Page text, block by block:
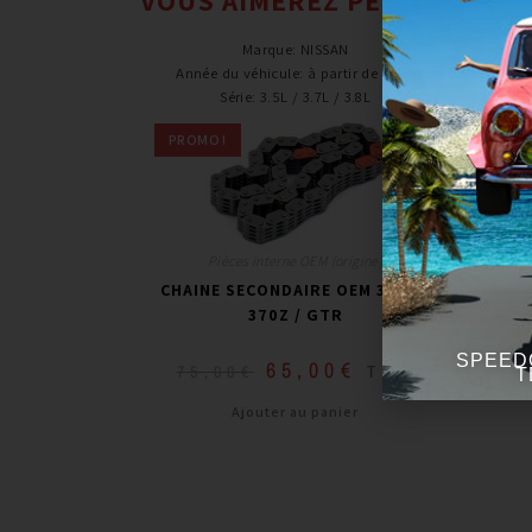
Marque: NISSAN
Année du véhicule: à partir de 2003
Série: 3.5L / 3.7L / 3.8L
PROMO !
Pièces interne OEM (origine)
CHAINE SECONDAIRE OEM 350Z /
370Z / GTR
65,00 € TTC
Ajouter au panier
Année